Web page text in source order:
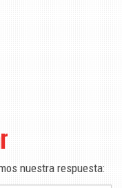
nuestra respuesta: